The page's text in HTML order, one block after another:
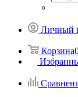
Личный
Корзина